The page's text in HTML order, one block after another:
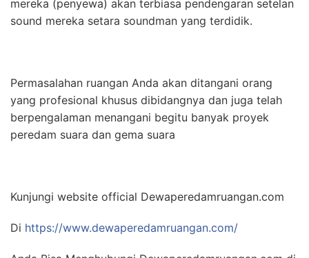
mereka (penyewa) akan terbiasa pendengaran setelan
sound mereka setara soundman yang terdidik.
Permasalahan ruangan Anda akan ditangani orang
yang profesional khusus dibidangnya dan juga telah
berpengalaman menangani begitu banyak proyek
peredam suara dan gema suara
Kunjungi website official Dewaperedamruangan.com
Di https://www.dewaperedamruangan.com/